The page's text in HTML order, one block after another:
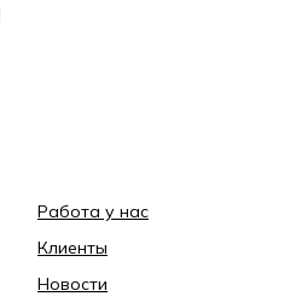
Работа у нас
Клиенты
Новости